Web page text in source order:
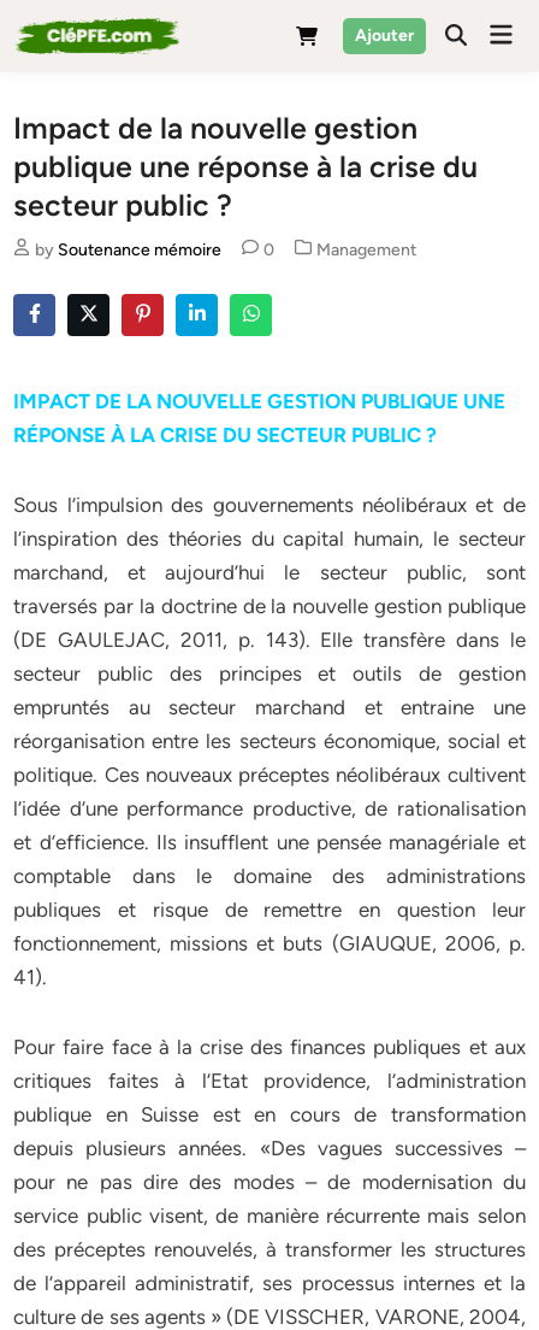
to
Ajouter
Impact de la nouvelle gestion
publique une réponse à la crise du
secteur public ?
by Soutenance mémoire 0
Posted
Management
IMPACT DE LA NOUVELLE GESTION PUBLIQUE UNE
RÉPONSE À LA CRISE DU SECTEUR PUBLIC ?
Sous l’impulsion des gouvernements néolibéraux et de
l’inspiration des théories du capital humain, le secteur
marchand, et aujourd’hui le secteur public, sont
traversés par la doctrine de la nouvelle gestion publique
(DE GAULEJAC, 2011, p. 143). Elle transfère dans le
secteur public des principes et outils de gestion
empruntés au secteur marchand et entraine une
réorganisation entre les secteurs économique, social et
politique. Ces nouveaux préceptes néolibéraux cultivent
l’idée d’une performance productive, de rationalisation
et d’efficience. Ils insufflent une pensée managériale et
comptable dans le domaine des administrations
publiques et risque de remettre en question leur
fonctionnement, missions et buts (GIAUQUE, 2006, p.
41).
Pour faire face à la crise des finances publiques et aux
critiques faites à l’Etat providence, l’administration
publique en Suisse est en cours de transformation
depuis plusieurs années. «Des vagues successives –
pour ne pas dire des modes – de modernisation du
service public visent, de manière récurrente mais selon
des préceptes renouvelés, à transformer les structures
de l’appareil administratif, ses processus internes et la
culture de ses agents » (DE VISSCHER, VARONE, 2004,